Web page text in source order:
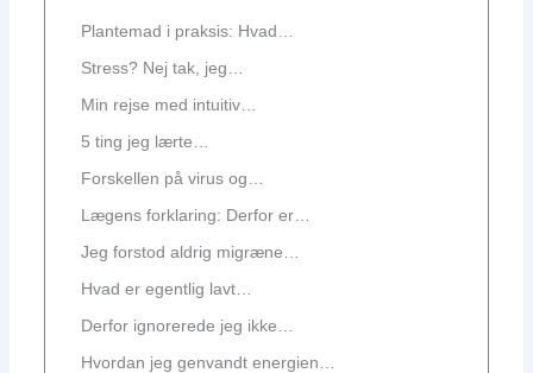
Plantemad i praksis: Hvad…
Stress? Nej tak, jeg…
Min rejse med intuitiv…
5 ting jeg lærte…
Forskellen på virus og…
Lægens forklaring: Derfor er…
Jeg forstod aldrig migræne…
Hvad er egentlig lavt…
Derfor ignorerede jeg ikke…
Hvordan jeg genvandt energien…